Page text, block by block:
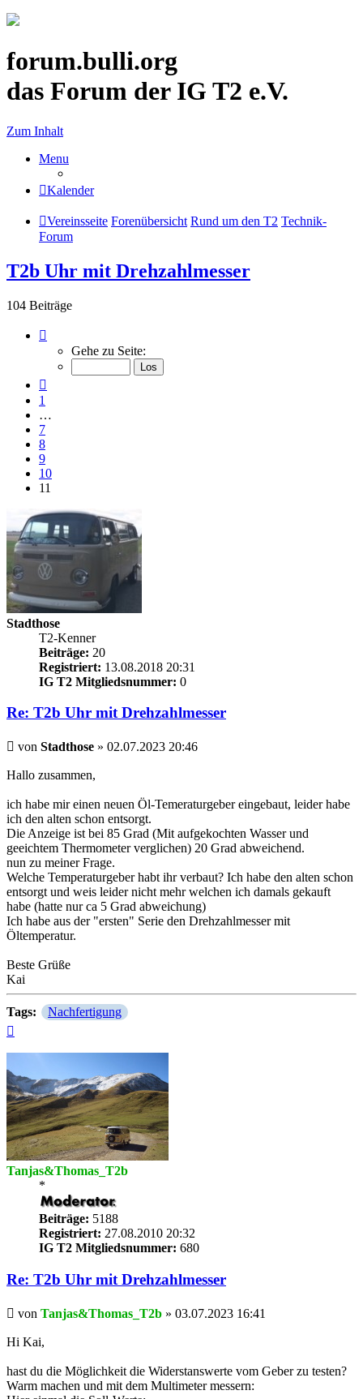
forum.bulli.org
das Forum der IG T2 e.V.
Zum Inhalt
Menu
Kalender
Vereinsseite Forenübersicht Rund um den T2 Technik-
Forum
T2b Uhr mit Drehzahlmesser
104 Beiträge
von
Gehe zu Seite:
1
…
7
8
9
10
11
Stadthose
T2-Kenner
Beiträge: 20
Registriert: 13.08.2018 20:31
IG T2 Mitgliedsnummer: 0
Re: T2b Uhr mit Drehzahlmesser
Beitrag
von Stadthose » 02.07.2023 20:46
Hallo zusammen,
ich habe mir einen neuen Öl-Temeraturgeber eingebaut, leider habe
ich den alten schon entsorgt.
Die Anzeige ist bei 85 Grad (Mit aufgekochten Wasser und
geeichtem Thermometer verglichen) 20 Grad abweichend.
nun zu meiner Frage.
Welche Temperaturgeber habt ihr verbaut? Ich habe den alten schon
entsorgt und weis leider nicht mehr welchen ich damals gekauft
habe (hatte nur ca 5 Grad abweichung)
Ich habe aus der "ersten" Serie den Drehzahlmesser mit
Öltemperatur.
Beste Grüße
Kai
Tags:
Nachfertigung
Tanjas&Thomas_T2b
*
Beiträge: 5188
Registriert: 27.08.2010 20:32
IG T2 Mitgliedsnummer: 680
Re: T2b Uhr mit Drehzahlmesser
Beitrag
von Tanjas&Thomas_T2b » 03.07.2023 16:41
Hi Kai,
hast du die Möglichkeit die Widerstanswerte vom Geber zu testen?
Warm machen und mit dem Multimeter messern: